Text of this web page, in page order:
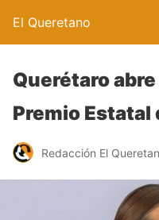
El Queretano
Querétaro
Premio
Redacción El